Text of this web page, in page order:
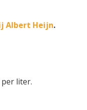
Albert Heijn.
per liter.